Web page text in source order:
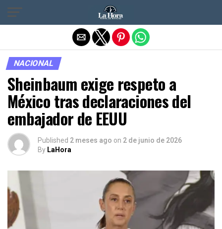
NACIONAL
Sheinbaum exige respeto a
México tras declaraciones del
embajador de EEUU
Published 2 meses ago on 2 de junio de 2026
By LaHora
Salir de la versión móvil